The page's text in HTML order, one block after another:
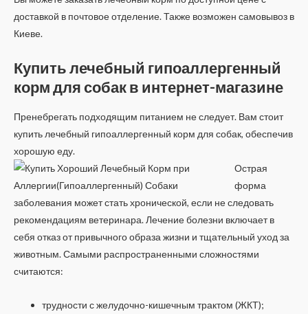
доставкой в почтовое отделение. Также возможен самовывоз в
Киеве.
Купить лечебный гипоаллергенный
корм для собак в интернет-магазине
Пренебрегать подходящим питанием не следует. Вам стоит
купить лечебный гипоаллергенный корм для собак, обеспечив
хорошую еду.
Острая
форма
заболевания может стать хронической, если не следовать
рекомендациям ветеринара. Лечение болезни включает в
себя отказ от привычного образа жизни и тщательный уход за
животным. Самыми распространенными сложностями
считаются:
трудности с желудочно-кишечным трактом (ЖКТ);